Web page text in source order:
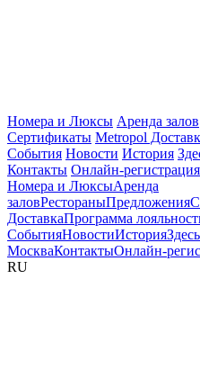
Номера и Люксы Аренда залов
Сертификаты Metropol
События Новости История
Контакты Онлайн-регистрация
Номера и ЛюксыАренда
заловРестораныПредложения
ДоставкаПрограмма
СобытияНовостиИстория
МоскваКонтактыОнлайн-
RU